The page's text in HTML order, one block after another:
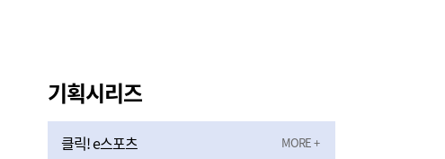
기획시리즈
클릭! e스포츠